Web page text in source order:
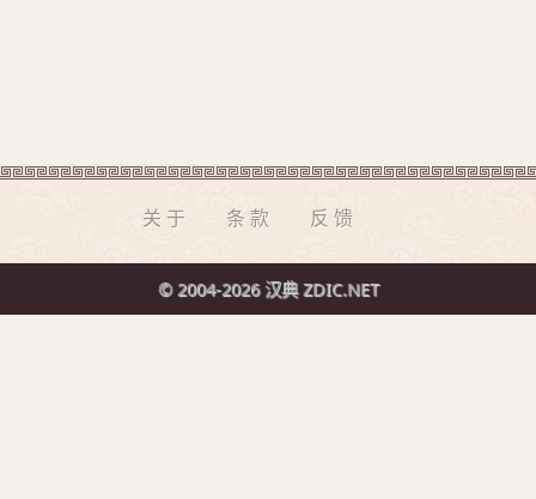
关于 条款 反馈
© 2004-2026 汉典 ZDIC.NET